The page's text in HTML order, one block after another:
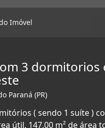
Imóvel
3 dormitorios
Paraná (PR)
( sendo 1 suíte )
útil, 147,00 m² de área